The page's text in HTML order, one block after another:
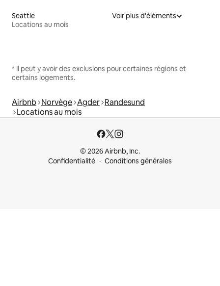
Seattle
Locations au mois
Voir plus d'éléments
* Il peut y avoir des exclusions pour certaines régions et
certains logements.
Airbnb Norvège Agder Randesund
Locations au mois
© 2026 Airbnb, Inc.
Confidentialité
Conditions générales